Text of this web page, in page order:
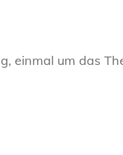
einmal um das